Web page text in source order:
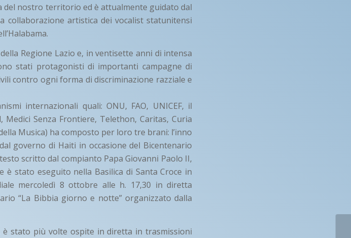
nostro territorio ed è attualmente guidato dal
collaborazione artistica dei vocalist statunitensi
Regione Lazio e, in ventisette anni di intensa
stati protagonisti di importanti campagne di
contro ogni forma di discriminazione razziale e
internazionali quali: ONU, FAO, UNICEF, il
Senza Frontiere, Telethon, Caritas, Curia
Musica) ha composto per loro tre brani: l’inno
governo di Haiti in occasione del Bicentenario
scritto dal compianto Papa Giovanni Paolo II,
è stato eseguito nella Basilica di Santa Croce in
mercoledì 8 ottobre alle h. 17,30 in diretta
“La Bibbia giorno e notte” organizzato dalla
è stato più volte ospite in diretta in trasmissioni